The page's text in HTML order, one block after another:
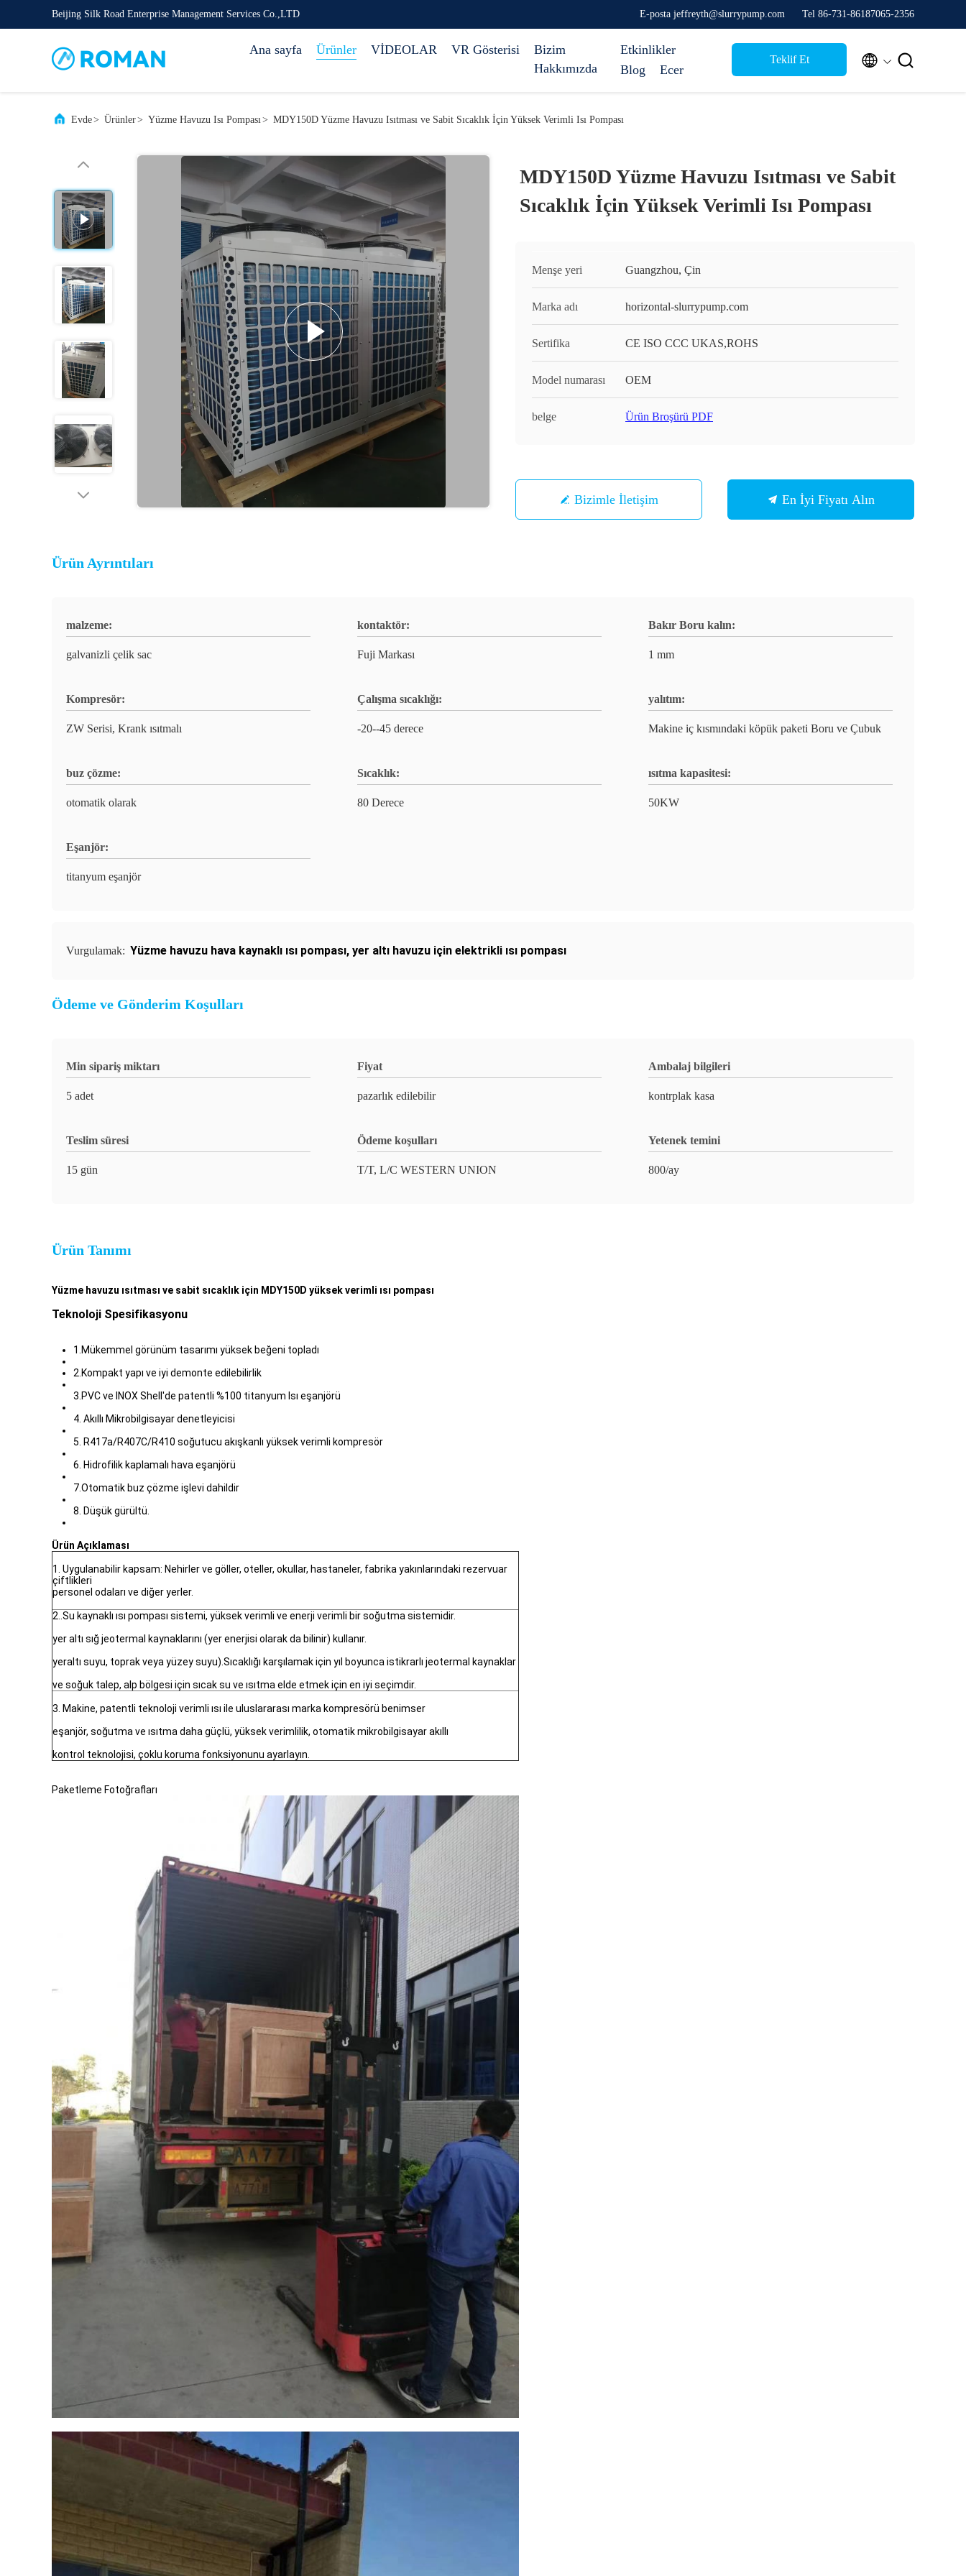
Beijing Silk Road Enterprise Management Services Co.,LTD E-posta jeffreyth@slurrypump.com Tel 86-731-86187065-2356
Ana sayfa Ürünler VİDEOLAR VR Gösterisi
Bizim
Hakkımızda
Etkinlikler
Blog
Ecer
Teklif Et  
Evde> Ürünler> Yüzme Havuzu Isı Pompası> MDY150D Yüzme Havuzu Isıtması ve Sabit Sıcaklık İçin Yüksek Verimli Isı Pompası
MDY150D Yüzme Havuzu Isıtması ve Sabit
Sıcaklık İçin Yüksek Verimli Isı Pompası
Menşe yeri Guangzhou, Çin
Marka adı horizontal-slurrypump.com
Sertifika CE ISO CCC UKAS,ROHS
Model numarası OEM
belge Ürün Broşürü PDF
Bizimle İletişim En İyi Fiyatı Alın
Ürün Ayrıntıları
malzeme:
galvanizli çelik sac
kontaktör:
Fuji Markası
Bakır Boru kalın:
1 mm
Kompresör:
ZW Serisi, Krank ısıtmalı
Çalışma sıcaklığı:
-20--45 derece
yalıtım:
Makine iç kısmındaki köpük paketi Boru ve Çubuk
buz çözme:
otomatik olarak
Sıcaklık:
80 Derece
ısıtma kapasitesi:
50KW
Eşanjör:
titanyum eşanjör
Vurgulamak: Yüzme havuzu hava kaynaklı ısı pompası, yer altı havuzu için elektrikli ısı pompası
Ödeme ve Gönderim Koşulları
Min sipariş miktarı
5 adet
Fiyat
pazarlık edilebilir
Ambalaj bilgileri
kontrplak kasa
Teslim süresi
15 gün
Ödeme koşulları
T/T, L/C WESTERN UNION
Yetenek temini
800/ay
Ürün Tanımı
Yüzme havuzu ısıtması ve sabit sıcaklık için MDY150D yüksek verimli ısı pompası
Teknoloji Spesifikasyonu
1.Mükemmel görünüm tasarımı yüksek beğeni topladı
2.Kompakt yapı ve iyi demonte edilebilirlik
3.PVC ve INOX Shell'de patentli %100 titanyum Isı eşanjörü
4. Akıllı Mikrobilgisayar denetleyicisi
5. R417a/R407C/R410 soğutucu akışkanlı yüksek verimli kompresör
6. Hidrofilik kaplamalı hava eşanjörü
7.Otomatik buz çözme işlevi dahildir
8. Düşük gürültü.
Ürün Açıklaması
1. Uygulanabilir kapsam: Nehirler ve göller, oteller, okullar, hastaneler, fabrika yakınlarındaki rezervuar
çiftlikleri
personel odaları ve diğer yerler.
2..Su kaynaklı ısı pompası sistemi, yüksek verimli ve enerji verimli bir soğutma sistemidir.
yer altı sığ jeotermal kaynaklarını (yer enerjisi olarak da bilinir) kullanır.
yeraltı suyu, toprak veya yüzey suyu).Sıcaklığı karşılamak için yıl boyunca istikrarlı jeotermal kaynaklar
ve soğuk talep, alp bölgesi için sıcak su ve ısıtma elde etmek için en iyi seçimdir.
3. Makine, patentli teknoloji verimli ısı ile uluslararası marka kompresörü benimser
eşanjör, soğutma ve ısıtma daha güçlü, yüksek verimlilik, otomatik mikrobilgisayar akıllı
kontrol teknolojisi, çoklu koruma fonksiyonunu ayarlayın.
Paketleme Fotoğrafları